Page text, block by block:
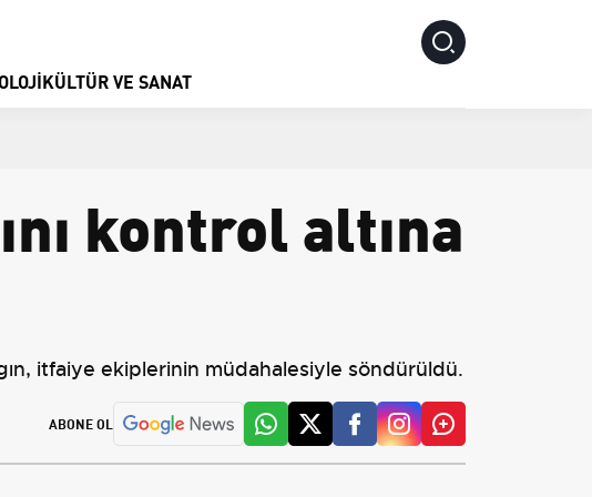
KÜLTÜR VE SANAT
kontrol altına
itfaiye ekiplerinin müdahalesiyle söndürüldü.
ABONE OL